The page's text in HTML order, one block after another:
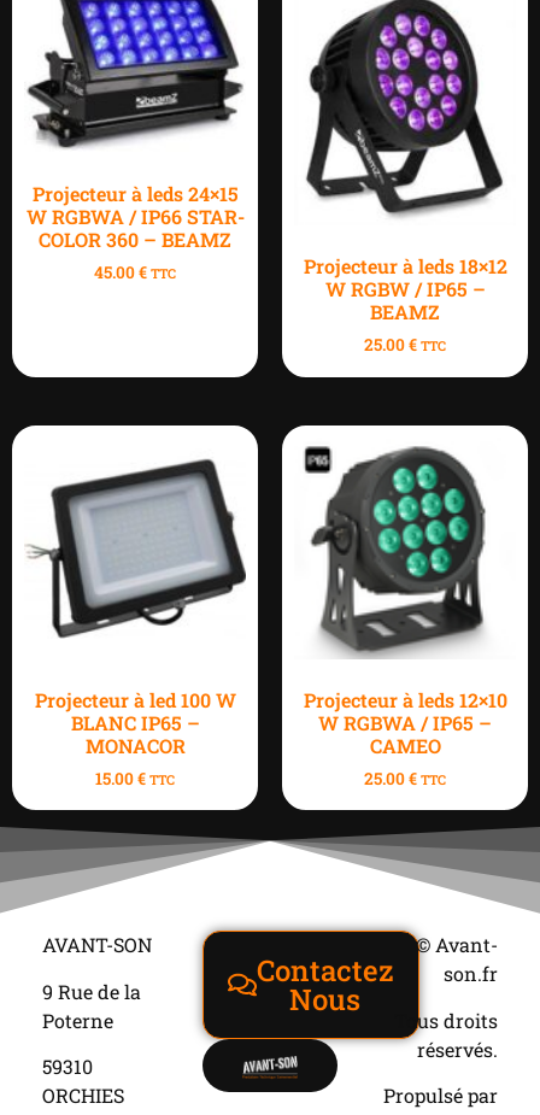
Projecteur à leds 24×15
W RGBWA / IP66 STAR-
COLOR 360 – BEAMZ
45.00€ TTC
Projecteur à leds 18×12
W RGBW / IP65 –
BEAMZ
25.00€ TTC
Projecteur à led 100 W
BLANC IP65 –
MONACOR
15.00€ TTC
Projecteur à leds 12×10
W RGBWA / IP65 –
CAMEO
25.00€ TTC
AVANT-SON
9 Rue de la
Poterne
59310
ORCHIES
Contactez
Nous
© Avant-
son.fr
Tous droits
réservés.
Propulsé par